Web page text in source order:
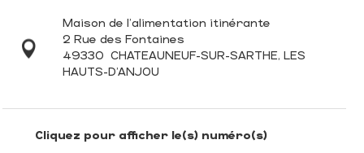
Maison de l'alimentation itinérante
2 Rue des Fontaines
49330 CHATEAUNEUF-SUR-SARTHE, LES
HAUTS-D'ANJOU
Cliquez pour afficher le(s) numéro(s)